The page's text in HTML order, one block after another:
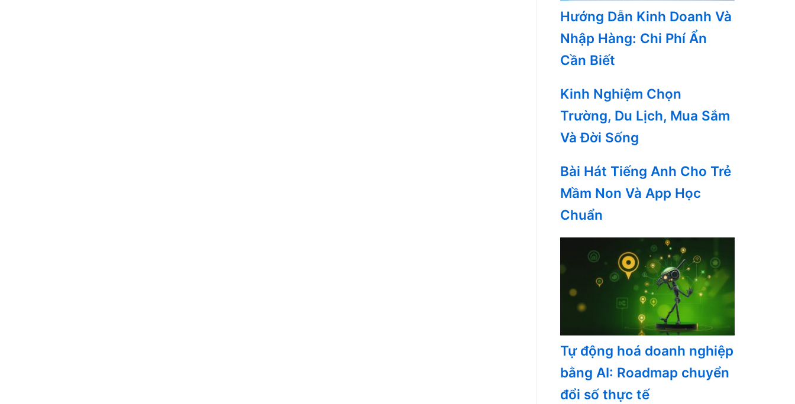
Hướng Dẫn Kinh Doanh Và
Nhập Hàng: Chi Phí Ẩn
Cần Biết
Kinh Nghiệm Chọn
Trường, Du Lịch, Mua Sắm
Và Đời Sống
Bài Hát Tiếng Anh Cho Trẻ
Mầm Non Và App Học
Chuẩn
Tự động hoá doanh nghiệp
bằng AI: Roadmap chuyển
đổi số thực tế